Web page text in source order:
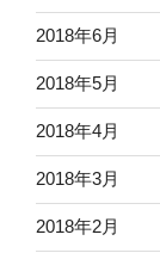
2018年6月
2018年5月
2018年4月
2018年3月
2018年2月